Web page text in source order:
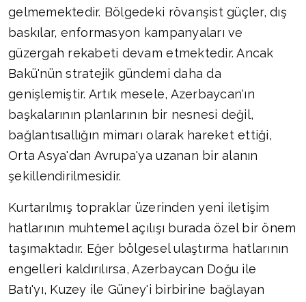
gelmemektedir. Bölgedeki rövanşist güçler, dış
baskılar, enformasyon kampanyaları ve
güzergah rekabeti devam etmektedir. Ancak
Bakü'nün stratejik gündemi daha da
genişlemiştir. Artık mesele, Azerbaycan'ın
başkalarının planlarının bir nesnesi değil,
bağlantısallığın mimarı olarak hareket ettiği,
Orta Asya'dan Avrupa'ya uzanan bir alanın
şekillendirilmesidir.
Kurtarılmış topraklar üzerinden yeni iletişim
hatlarının muhtemel açılışı burada özel bir önem
taşımaktadır. Eğer bölgesel ulaştırma hatlarının
engelleri kaldırılırsa, Azerbaycan Doğu ile
Batı'yı, Kuzey ile Güney'i birbirine bağlayan